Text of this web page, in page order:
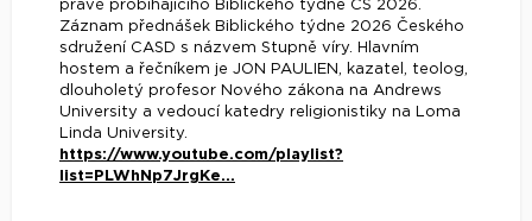
právě probíhajícího Biblického týdne ČS 2026.
Záznam přednášek Biblického týdne 2026 Českého
sdružení CASD s názvem Stupně víry. Hlavním
hostem a řečníkem je JON PAULIEN, kazatel, teolog,
dlouholetý profesor Nového zákona na Andrews
University a vedoucí katedry religionistiky na Loma
Linda University.
https://www.youtube.com/playlist?
list=PLWhNp7JrgKe...